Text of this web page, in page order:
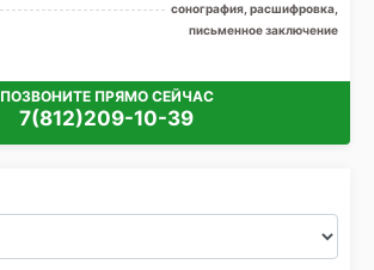
сонография, расшифровка,
письменное заключение
ПОЗВОНИТЕ ПРЯМО СЕЙЧАС
7(812)209-10-39